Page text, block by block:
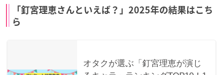
「釘宮理恵さんといえば？」2025年の結果はこち
ら